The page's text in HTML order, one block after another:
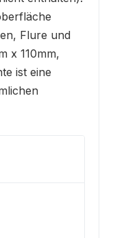
Flure und
x 110mm,
ist eine